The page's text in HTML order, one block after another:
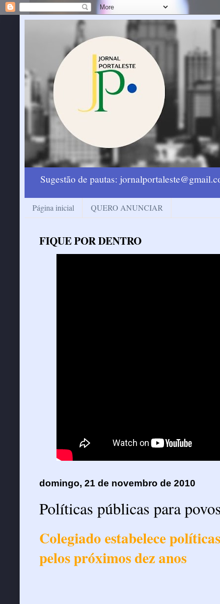
Sugestão de pautas:
Página inicial QUERO ANUNCIAR
FIQUE POR DENTRO
domingo, 21 de novembro de 2010
Políticas públicas para
Colegiado estabelece
pelos próximos dez anos